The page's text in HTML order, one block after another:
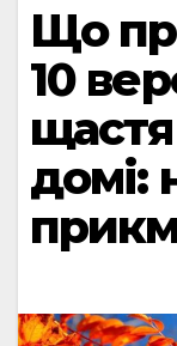
Що
10
домі: